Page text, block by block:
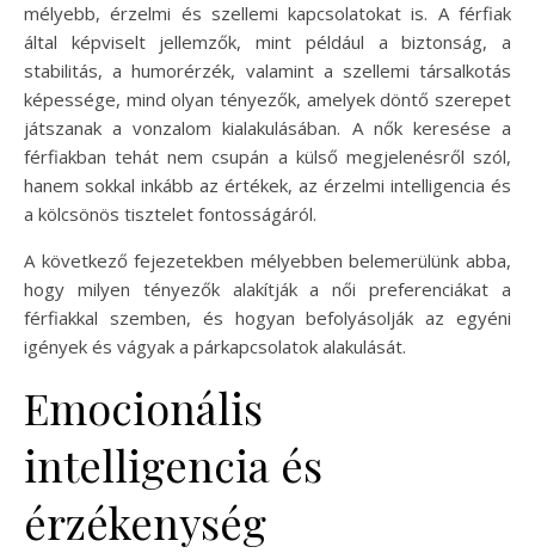
mélyebb, érzelmi és szellemi kapcsolatokat is. A férfiak
által képviselt jellemzők, mint például a biztonság, a
stabilitás, a humorérzék, valamint a szellemi társalkotás
képessége, mind olyan tényezők, amelyek döntő szerepet
játszanak a vonzalom kialakulásában. A nők keresése a
férfiakban tehát nem csupán a külső megjelenésről szól,
hanem sokkal inkább az értékek, az érzelmi intelligencia és
a kölcsönös tisztelet fontosságáról.
A következő fejezetekben mélyebben belemerülünk abba,
hogy milyen tényezők alakítják a női preferenciákat a
férfiakkal szemben, és hogyan befolyásolják az egyéni
igények és vágyak a párkapcsolatok alakulását.
Emocionális
intelligencia és
érzékenység